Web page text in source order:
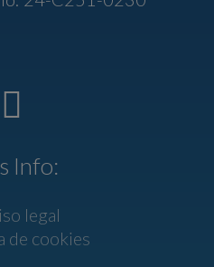
Info:
legal
de cookies